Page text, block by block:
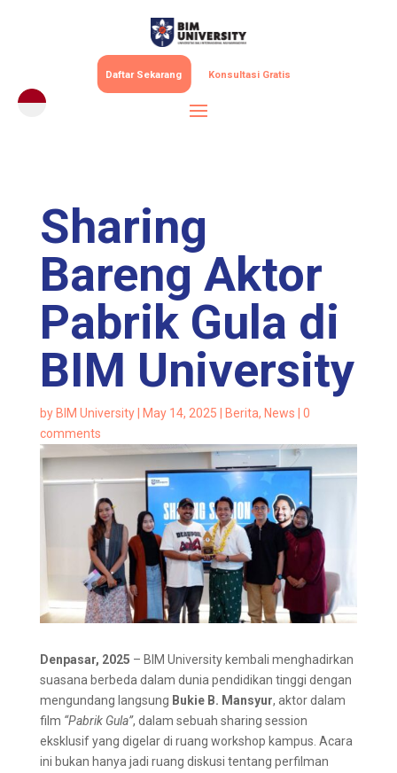
Daftar Sekarang Konsultasi Gratis
Sharing
Bareng Aktor
Pabrik Gula di
BIM University
by BIM University| May 14, 2025 Berita, News
0
comments
Denpasar, 2025 – BIM University kembali menghadirkan
suasana berbeda dalam dunia pendidikan tinggi dengan
mengundang langsung Bukie B. Mansyur, aktor dalam
film “Pabrik Gula”, dalam sebuah sharing session
eksklusif yang digelar di ruang workshop kampus. Acara
ini bukan hanya jadi ruang diskusi tentang perfilman